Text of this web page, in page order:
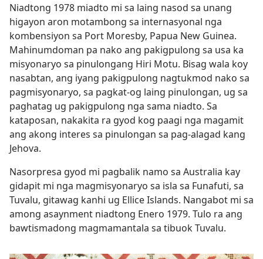
Niadtong 1978 miadto mi sa laing nasod sa unang
higayon aron motambong sa internasyonal nga
kombensiyon sa Port Moresby, Papua New Guinea.
Mahinumdoman pa nako ang pakigpulong sa usa ka
misyonaryo sa pinulongang Hiri Motu. Bisag wala koy
nasabtan, ang iyang pakigpulong nagtukmod nako sa
pagmisyonaryo, sa pagkat-og laing pinulongan, ug sa
paghatag ug pakigpulong nga sama niadto. Sa
kataposan, nakakita ra gyod kog paagi nga magamit
ang akong interes sa pinulongan sa pag-alagad kang
Jehova.
Nasorpresa gyod mi pagbalik namo sa Australia kay
gidapit mi nga magmisyonaryo sa isla sa Funafuti, sa
Tuvalu, gitawag kanhi ug Ellice Islands. Nangabot mi sa
among asaynment niadtong Enero 1979. Tulo ra ang
bawtismadong magmamantala sa tibuok Tuvalu.